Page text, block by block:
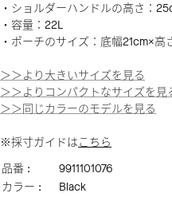
・ショルダーハンドルの高さ：
・容量：22L
・ポーチのサイズ：底幅21cm×高
＞＞より大きいサイズを見る
＞＞よりコンパクトなサイズを見
＞＞同じカラーのモデルを見る
※採寸ガイドはこちら
品番 :
9911101076
カラー :
Black